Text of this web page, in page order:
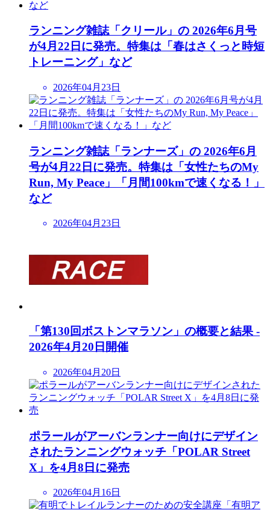
ランニング雑誌「クリール」の 2026年6月号
が4月22日に発売。特集は「春はさくっと時短
トレーニング」など
2026年04月23日
ランニング雑誌「ランナーズ」の 2026年6月
号が4月22日に発売。特集は「女性たちのMy
Run, My Peace」「月間100kmで速くなる！」
など
2026年04月23日
「第130回ボストンマラソン」の概要と結果 -
2026年4月20日開催
2026年04月20日
ポラールがアーバンランナー向けにデザイン
されたランニングウォッチ「POLAR Street
X」を4月8日に発売
2026年04月16日